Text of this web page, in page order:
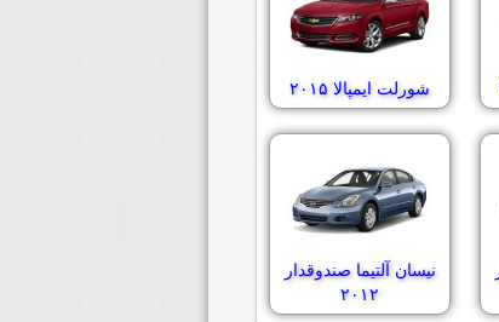
شورلت ایمپالا ۲۰۱۵
نیسان آلتیما صندوقدار
۲۰۱۲